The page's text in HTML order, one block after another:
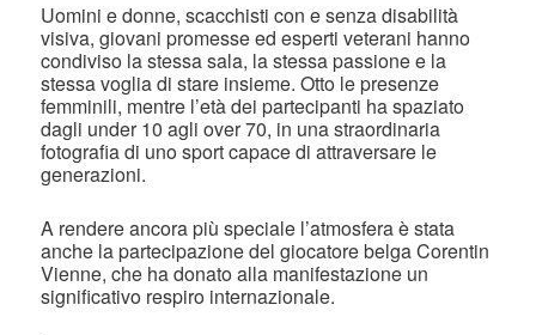
Uomini e donne, scacchisti con e senza disabilità
visiva, giovani promesse ed esperti veterani hanno
condiviso la stessa sala, la stessa passione e la
stessa voglia di stare insieme. Otto le presenze
femminili, mentre l’età dei partecipanti ha spaziato
dagli under 10 agli over 70, in una straordinaria
fotografia di uno sport capace di attraversare le
generazioni.
A rendere ancora più speciale l’atmosfera è stata
anche la partecipazione del giocatore belga Corentin
Vienne, che ha donato alla manifestazione un
significativo respiro internazionale.